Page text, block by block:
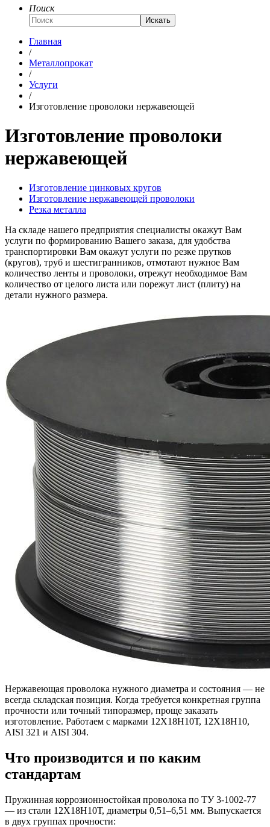
Поиск
Искать
Главная
/
Металлопрокат
/
Услуги
/
Изготовление проволоки нержавеющей
Изготовление проволоки
нержавеющей
Изготовление цинковых кругов
Изготовление нержавеющей проволоки
Резка металла
На складе нашего предприятия специалисты окажут Вам
услуги по формированию Вашего заказа, для удобства
транспортировки Вам окажут услуги по резке прутков
(кругов), труб и шестигранников, отмотают нужное Вам
количество ленты и проволоки, отрежут необходимое Вам
количество от целого листа или порежут лист (плиту) на
детали нужного размера.
Нержавеющая проволока нужного диаметра и состояния — не
всегда складская позиция. Когда требуется конкретная группа
прочности или точный типоразмер, проще заказать
изготовление. Работаем с марками 12Х18Н10Т, 12Х18Н10,
AISI 321 и AISI 304.
Что производится и по каким
стандартам
Пружинная коррозионностойкая проволока по ТУ 3-1002-77
— из стали 12Х18Н10Т, диаметры 0,51–6,51 мм. Выпускается
в двух группах прочности: